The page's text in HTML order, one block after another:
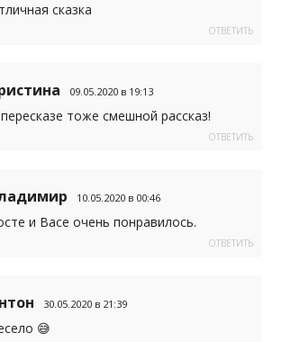
сказка
ОТВЕТИТЬ
09.05.2020 в 19:13
тоже смешной рассказ!
ОТВЕТИТЬ
10.05.2020 в 00:46
и Васе очень понравилось.
ОТВЕТИТЬ
30.05.2020 в 21:39
😅